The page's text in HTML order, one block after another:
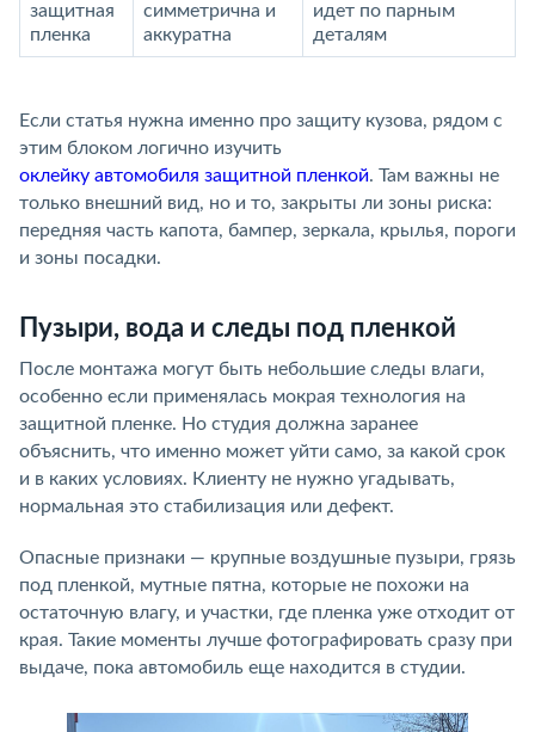
защитная
пленка
симметрична и
аккуратна
идет по парным
деталям
Если статья нужна именно про защиту кузова, рядом с
этим блоком логично изучить
оклейку автомобиля защитной пленкой. Там важны не
только внешний вид, но и то, закрыты ли зоны риска:
передняя часть капота, бампер, зеркала, крылья, пороги
и зоны посадки.
Пузыри, вода и следы под пленкой
После монтажа могут быть небольшие следы влаги,
особенно если применялась мокрая технология на
защитной пленке. Но студия должна заранее
объяснить, что именно может уйти само, за какой срок
и в каких условиях. Клиенту не нужно угадывать,
нормальная это стабилизация или дефект.
Опасные признаки — крупные воздушные пузыри, грязь
под пленкой, мутные пятна, которые не похожи на
остаточную влагу, и участки, где пленка уже отходит от
края. Такие моменты лучше фотографировать сразу при
выдаче, пока автомобиль еще находится в студии.